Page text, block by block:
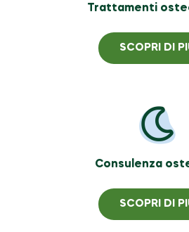
Trattamenti
SCOPRI DI
Consulenza
SCOPRI DI